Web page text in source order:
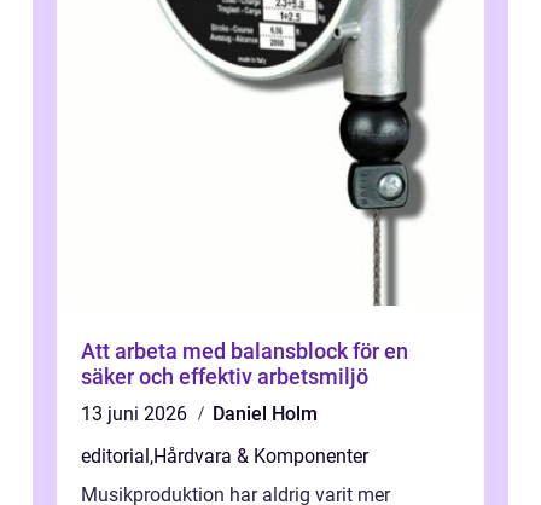
Att arbeta med balansblock för en
säker och effektiv arbetsmiljö
13 juni 2026
Daniel Holm
editorial ,Hårdvara & Komponenter
Musikproduktion har aldrig varit mer